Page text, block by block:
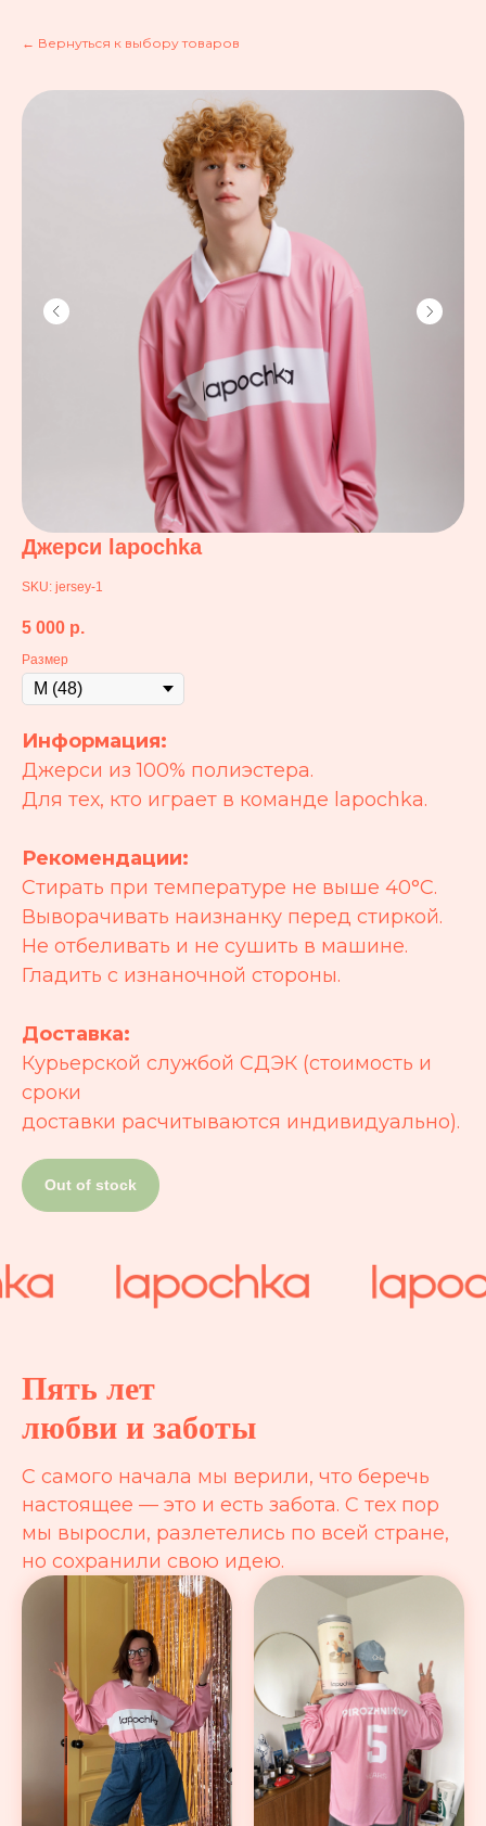
← Вернуться к выбору товаров
Джерси lapochka
SKU: jersey-1
5 000 р.
Размер
Информация:
Джерси из 100% полиэстера.
Для тех, кто играет в команде lapochka.
Рекомендации:
Стирать при температуре не выше 40°C.
Выворачивать наизнанку перед стиркой.
Не отбеливать и не сушить в машине.
Гладить с изнаночной стороны.
Доставка:
Курьерской службой СДЭК (стоимость и
сроки
доставки расчитываются индивидуально).
Out of stock
Пять лет
любви и заботы
С самого начала мы верили, что беречь
настоящее — это и есть забота. С тех пор
мы выросли, разлетелись по всей стране,
но сохранили свою идею.